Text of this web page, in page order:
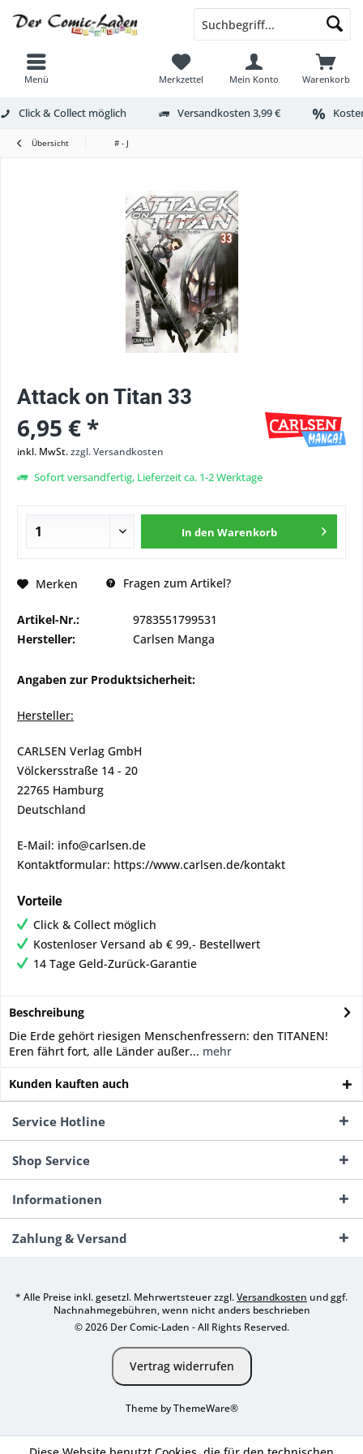
Menü Warenkorb
Merkzettel Mein Konto
Click & Collect möglich Versandkosten 3,99 €
Übersicht # - J
Attack on Titan 33
6,95 € *
inkl. MwSt.zzgl. Versandkosten
Sofort versandfertig, Lieferzeit ca. 1-2 Werktage
In den Warenkorb
Merken Fragen zum Artikel?
Artikel-Nr.:
9783551799531
Hersteller:
Carlsen Manga
Angaben zur Produktsicherheit:
Hersteller:
CARLSEN Verlag GmbH
Völckersstraße 14 - 20
22765 Hamburg
Deutschland
E-Mail: info@carlsen.de
Kontaktformular: https://www.carlsen.de/kontakt
Vorteile
Click & Collect möglich
Kostenloser Versand ab € 99,- Bestellwert
14 Tage Geld-Zurück-Garantie
Beschreibung
Die Erde gehört riesigen Menschenfressern: den TITANEN!
Eren fährt fort, alle Länder außer... mehr
Kunden kauften auch
Service Hotline
Shop Service
Informationen
Zahlung & Versand
* Alle Preise inkl. gesetzl. Mehrwertsteuer zzgl.Versandkosten und ggf.
Nachnahmegebühren, wenn nicht anders beschrieben
© 2026 Der Comic-Laden - All Rights Reserved.
Vertrag widerrufen
Theme byThemeWare®